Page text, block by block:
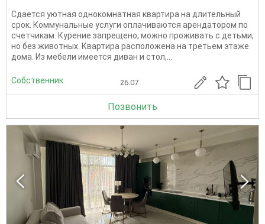
Сдается уютная однокомнатная квартира на длительный
срок. Коммунальные услуги оплачиваются арендатором по
счетчикам. Курение запрещено, можно проживать с детьми,
но без животных. Квартира расположена на третьем этаже
дома. Из мебели имеется диван и стол,...
Собственник 26.07
Позвонить